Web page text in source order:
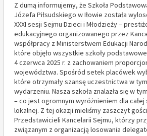
Z dumą informujemy, że Szkoła
Józefa Piłsudskiego w Iłowie została
XXXI sesji Sejmu Dzieci i Młodzieży –
edukacyjnego organizowanego przez
współpracy z Ministerstwem Edukacji
które objęło wszystkie szkoły
4 czerwca 2025 r. z zachowaniem
województwa. Spośród setek placówek
które otrzymały szansę uczestnictwa w
wydarzeniu. Nasza szkoła znalazła się w
– co jest ogromnym wyróżnieniem dla całej
lokalnej. Z tej okazji mieliśmy zaszczyt
Przedstawicieli Kancelarii Sejmu, którzy
związanym z organizacją losowania